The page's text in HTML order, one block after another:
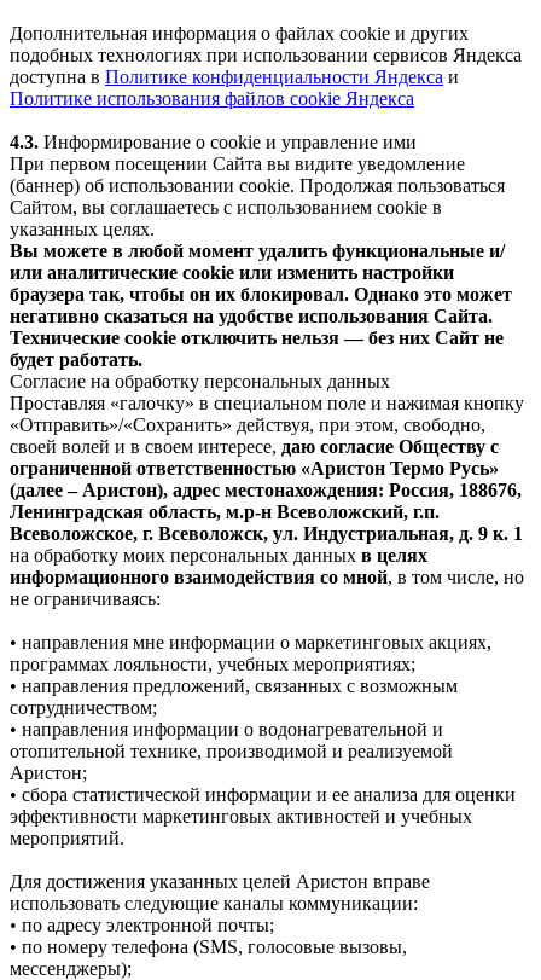
Дополнительная информация о файлах cookie и других
подобных технологиях при использовании сервисов Яндекса
доступна в Политике конфиденциальности Яндекса и
Политике использования файлов cookie Яндекса
4.3. Информирование о cookie и управление ими
При первом посещении Сайта вы видите уведомление
(баннер) об использовании cookie. Продолжая пользоваться
Сайтом, вы соглашаетесь с использованием cookie в
указанных целях.
Вы можете в любой момент удалить функциональные и/
или аналитические cookie или изменить настройки
браузера так, чтобы он их блокировал. Однако это может
негативно сказаться на удобстве использования Сайта.
Технические cookie отключить нельзя — без них Сайт не
будет работать.
Согласие на обработку персональных данных
Проставляя «галочку» в специальном поле и нажимая кнопку
«Отправить»/«Сохранить» действуя, при этом, свободно,
своей волей и в своем интересе, даю согласие Обществу с
ограниченной ответственностью «Аристон Термо Русь»
(далее – Аристон), адрес местонахождения: Россия, 188676,
Ленинградская область, м.р-н Всеволожский, г.п.
Всеволожское, г. Всеволожск, ул. Индустриальная, д. 9 к. 1
на обработку моих персональных данных в целях
информационного взаимодействия со мной, в том числе, но
не ограничиваясь:
• направления мне информации о маркетинговых акциях,
программах лояльности, учебных мероприятиях;
• направления предложений, связанных с возможным
сотрудничеством;
• направления информации о водонагревательной и
отопительной технике, производимой и реализуемой
Аристон;
• сбора статистической информации и ее анализа для оценки
эффективности маркетинговых активностей и учебных
мероприятий.
Для достижения указанных целей Аристон вправе
использовать следующие каналы коммуникации:
• по адресу электронной почты;
• по номеру телефона (SMS, голосовые вызовы,
мессенджеры);